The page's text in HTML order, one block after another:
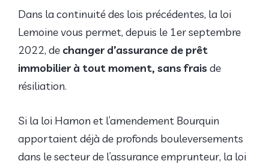
Dans la continuité des lois précédentes, la loi
Lemoine vous permet, depuis le 1er septembre
2022, de changer d’assurance de prêt
immobilier à tout moment, sans fraisde
résiliation.
Si la loi Hamon et l’amendement Bourquin
apportaient déjà de profonds bouleversements
dans le secteur de l’assurance emprunteur, la loi